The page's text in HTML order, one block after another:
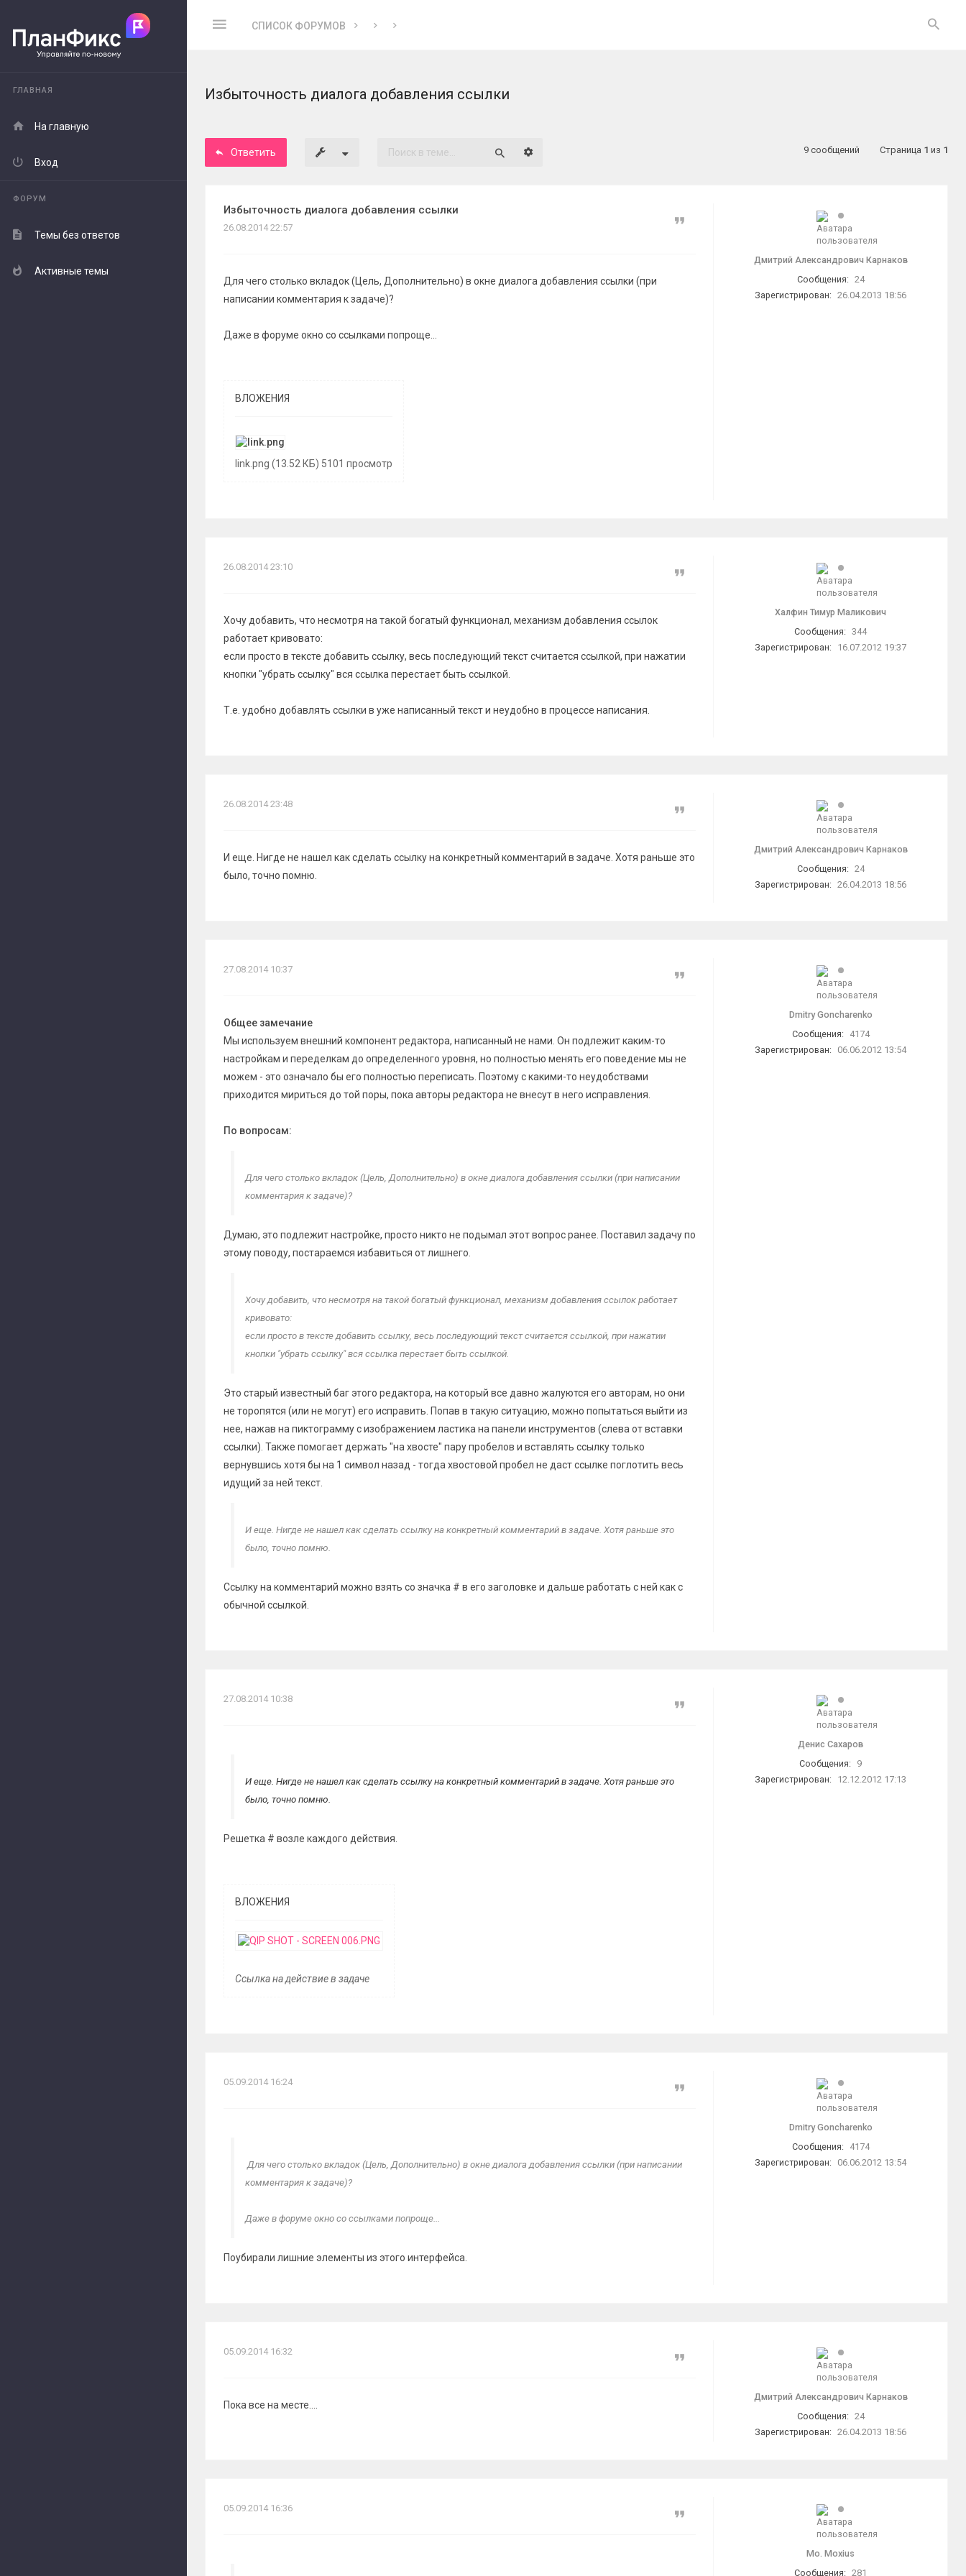
СПИСОК ФОРУМОВ
ГЛАВНАЯ
На главную
Вход
ФОРУМ
Темы без ответов
Активные темы
Избыточность диалога добавления ссылки
Ответить
Расширенный поиск 9 сообщений Страница 1 из 1
Дмитрий Александрович Карнаков
Сообщения: 24
Зарегистрирован: 26.04.2013 18:56
Избыточность диалога добавления ссылки
Цитата
26.08.2014 22:57
Для чего столько вкладок (Цель, Дополнительно) в окне диалога добавления ссылки (при
написании комментария к задаче)?
Даже в форуме окно со ссылками попроще...
ВЛОЖЕНИЯ
link.png (13.52 КБ) 5101 просмотр
Халфин Тимур Маликович
Сообщения: 344
Зарегистрирован:
16.07.2012 19:37
Цитата
26.08.2014 23:10
Хочу добавить, что несмотря на такой богатый функционал, механизм добавления ссылок
работает кривовато:
если просто в тексте добавить ссылку, весь последующий текст считается ссылкой, при нажатии
кнопки "убрать ссылку" вся ссылка перестает быть ссылкой.
Т.е. удобно добавлять ссылки в уже написанный текст и неудобно в процессе написания.
Дмитрий Александрович Карнаков
Сообщения: 24
Зарегистрирован: 26.04.2013 18:56
Цитата
26.08.2014 23:48
И еще. Нигде не нашел как сделать ссылку на конкретный комментарий в задаче. Хотя раньше это
было, точно помню.
Dmitry Goncharenko
Сообщения:
4174
Зарегистрирован:
06.06.2012 13:54
Цитата
27.08.2014 10:37
Общее замечание
Мы используем внешний компонент редактора, написанный не нами. Он подлежит каким-то
настройкам и переделкам до определенного уровня, но полностью менять его поведение мы не
можем - это означало бы его полностью переписать. Поэтому с какими-то неудобствами
приходится мириться до той поры, пока авторы редактора не внесут в него исправления.
По вопросам:
Для чего столько вкладок (Цель, Дополнительно) в окне диалога добавления ссылки (при написании
комментария к задаче)?
Думаю, это подлежит настройке, просто никто не подымал этот вопрос ранее. Поставил задачу по
этому поводу, постараемся избавиться от лишнего.
Хочу добавить, что несмотря на такой богатый функционал, механизм добавления ссылок работает
кривовато:
если просто в тексте добавить ссылку, весь последующий текст считается ссылкой, при нажатии
кнопки "убрать ссылку" вся ссылка перестает быть ссылкой.
Это старый известный баг этого редактора, на который все давно жалуются его авторам, но они
не торопятся (или не могут) его исправить. Попав в такую ситуацию, можно попытаться выйти из
нее, нажав на пиктограмму с изображением ластика на панели инструментов (слева от вставки
ссылки). Также помогает держать "на хвосте" пару пробелов и вставлять ссылку только
вернувшись хотя бы на 1 символ назад - тогда хвостовой пробел не даст ссылке поглотить весь
идущий за ней текст.
И еще. Нигде не нашел как сделать ссылку на конкретный комментарий в задаче. Хотя раньше это
было, точно помню.
Ссылку на комментарий можно взять со значка # в его заголовке и дальше работать с ней как с
обычной ссылкой.
Денис Сахаров
Сообщения:
9
Зарегистрирован:
12.12.2012 17:13
Цитата
27.08.2014 10:38
И еще. Нигде не нашел как сделать ссылку на конкретный комментарий в задаче. Хотя раньше это
было, точно помню.
Решетка # возле каждого действия.
ВЛОЖЕНИЯ
Ссылка на действие в задаче
Dmitry Goncharenko
Сообщения:
4174
Зарегистрирован:
06.06.2012 13:54
Цитата
05.09.2014 16:24
Для чего столько вкладок (Цель, Дополнительно) в окне диалога добавления ссылки (при написании
комментария к задаче)?
Даже в форуме окно со ссылками попроще...
Поубирали лишние элементы из этого интерфейса.
Дмитрий Александрович Карнаков
Сообщения: 24
Зарегистрирован: 26.04.2013 18:56
Цитата
05.09.2014 16:32
Пока все на месте....
Mo. Moxius
Сообщения: 281
Цитата
05.09.2014 16:36